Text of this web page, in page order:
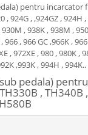
pentru incarcator
, 924G , ,924GZ ,
, 938K , 938M ,
, 966 GC ,966K ,
, 972XE , 980 , 980K ,
,993K , 994H , 994K..
pedala)
, TH340B